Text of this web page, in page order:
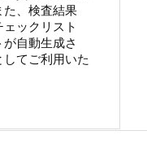
た、検査結果
ックリスト
自動生成さ
てご利用いた